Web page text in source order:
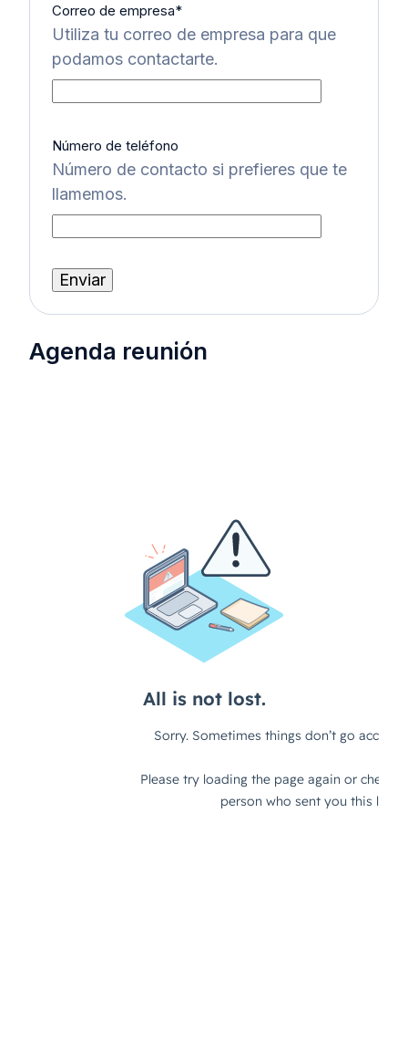
Correo de empresa*
Utiliza tu correo de empresa para que
podamos contactarte.
Número de teléfono
Número de contacto si prefieres que te
llamemos.
Agenda reunión